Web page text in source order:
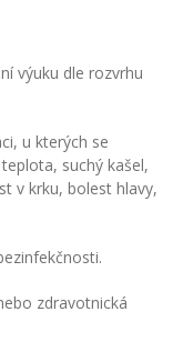
výuku dle rozvrhu
u kterých se
suchý kašel,
v krku, bolest hlavy,
zdravotnická